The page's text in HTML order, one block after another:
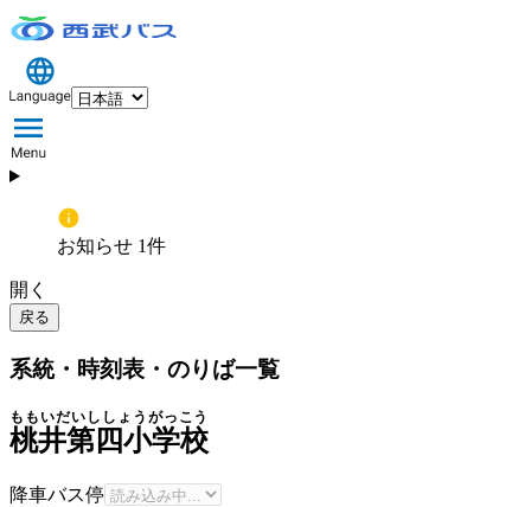
お知らせ 1件
開く
戻る
系統・時刻表・のりば一覧
桃井第四小学校
ももいだいししょうがっこう
降車バス停